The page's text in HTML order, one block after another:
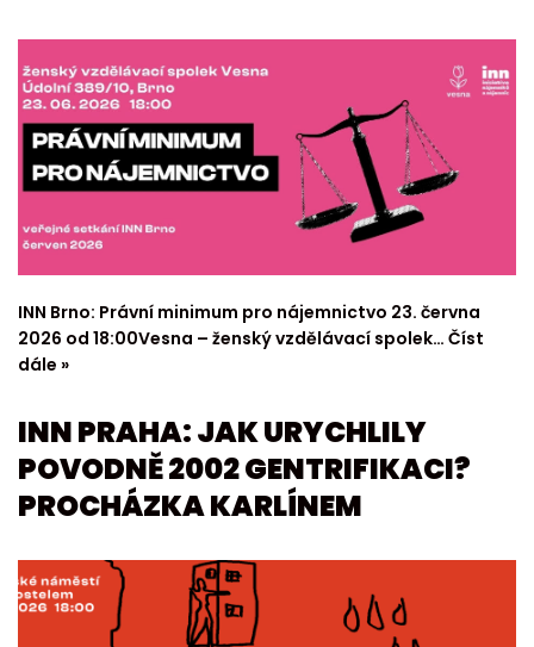
INN Brno: Právní minimum pro nájemnictvo 23. června
2026 od 18:00Vesna – ženský vzdělávací spolek… Číst
dále »
INN PRAHA: JAK URYCHLILY
POVODNĚ 2002 GENTRIFIKACI?
PROCHÁZKA KARLÍNEM